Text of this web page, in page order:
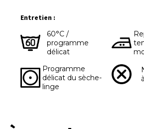
Entretien :
60°C /
programme
délicat
Programme
délicat du sèche-
linge